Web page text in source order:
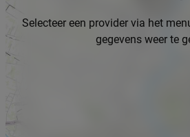
Selecteer een provider via het
gegevens weer te